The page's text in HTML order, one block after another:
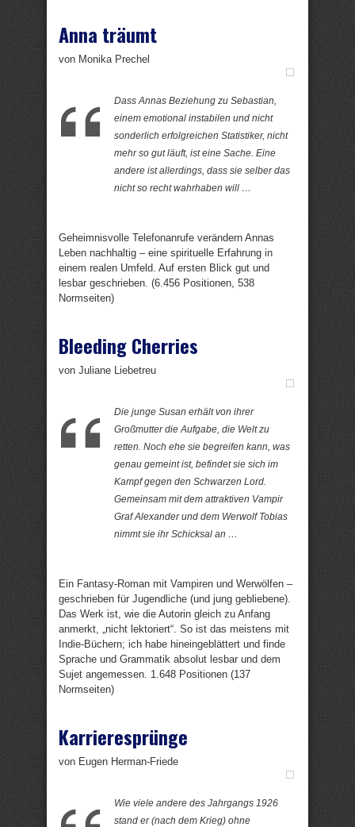
Anna träumt
von Monika Prechel
Dass Annas Beziehung zu Sebastian,
einem emotional instabilen und nicht
sonderlich erfolgreichen Statistiker, nicht
mehr so gut läuft, ist eine Sache. Eine
andere ist allerdings, dass sie selber das
nicht so recht wahrhaben will …
Geheimnisvolle Telefonanrufe verändern Annas
Leben nachhaltig – eine spirituelle Erfahrung in
einem realen Umfeld. Auf ersten Blick gut und
lesbar geschrieben. (6.456 Positionen, 538
Normseiten)
Bleeding Cherries
von Juliane Liebetreu
Die junge Susan erhält von ihrer
Großmutter die Aufgabe, die Welt zu
retten. Noch ehe sie begreifen kann, was
genau gemeint ist, befindet sie sich im
Kampf gegen den Schwarzen Lord.
Gemeinsam mit dem attraktiven Vampir
Graf Alexander und dem Werwolf Tobias
nimmt sie ihr Schicksal an …
Ein Fantasy-Roman mit Vampiren und Werwölfen –
geschrieben für Jugendliche (und jung gebliebene).
Das Werk ist, wie die Autorin gleich zu Anfang
anmerkt, „nicht lektoriert“. So ist das meistens mit
Indie-Büchern; ich habe hineingeblättert und finde
Sprache und Grammatik absolut lesbar und dem
Sujet angemessen. 1.648 Positionen (137
Normseiten)
Karrieresprünge
von Eugen Herman-Friede
Wie viele andere des Jahrgangs 1926
stand er (nach dem Krieg) ohne